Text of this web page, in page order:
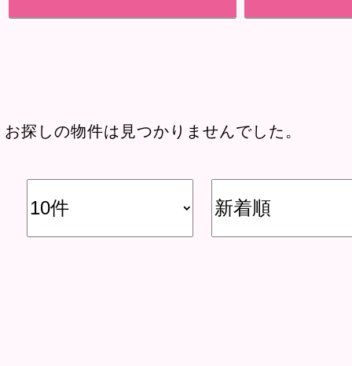
お探しの物件は見つかりませんでした。